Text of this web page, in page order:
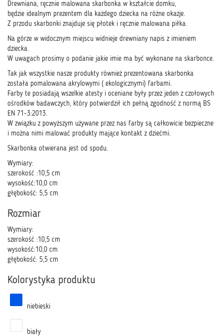
Drewniana, ręcznie malowana skarbonka w kształcie domku,
będzie idealnym prezentem dla każdego dziecka na różne okazje.
Z przodu skarbonki znajduje się płotek i ręcznie malowana piłka.
Na górze w widocznym miejscu widnieje drewniany napis z imieniem
dziecka.
W uwagach prosimy o podanie jakie imie ma być wykonane na skarbonce.
Tak jak wszystkie nasze produkty również prezentowana skarbonka
została pomalowana akrylowymi ( ekologicznymi) farbami.
Farby te posiadają wszelkie atesty i oceniane były przez jeden z czołowych
ośrodków badawczych, który potwierdził ich pełną zgodność z normą BS
EN 71-3:2013.
W związku z powyższym używane przez nas farby są całkowicie bezpieczne
i można nimi malować produkty mające kontakt z dziećmi.
Skarbonka otwierana jest od spodu.
Wymiary:
szerokość :10,5 cm
wysokość:10,0 cm
głębokość: 5,5 cm
Rozmiar
Wymiary:
szerokość :10,5 cm
wysokość:10,0 cm
głębokość: 5,5 cm
Kolorystyka produktu
niebieski
biały